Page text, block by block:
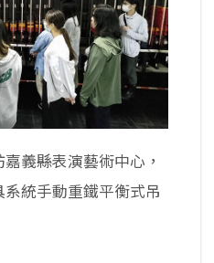
義縣表演藝術中心，
統手動重鐵平衡式吊